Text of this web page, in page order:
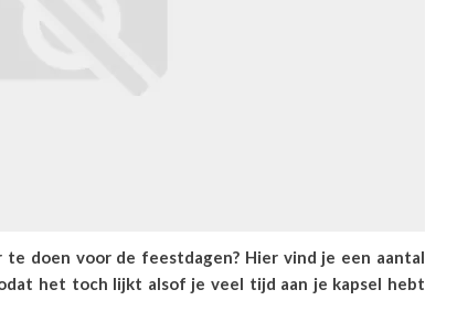
doen voor de feestdagen? Hier vind je een aantal
het toch lijkt alsof je veel tijd aan je kapsel hebt